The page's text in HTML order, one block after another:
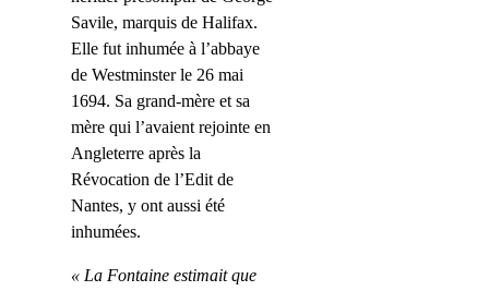
Savile, marquis de Halifax.
Elle fut inhumée à l’abbaye
de Westminster le 26 mai
1694. Sa grand-mère et sa
mère qui l’avaient rejointe en
Angleterre après la
Révocation de l’Edit de
Nantes, y ont aussi été
inhumées.
« La Fontaine estimait que